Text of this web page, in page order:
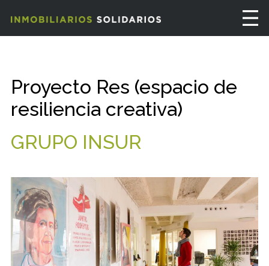
Proyecto Res (espacio de
resiliencia creativa)
GRUPO INSUR